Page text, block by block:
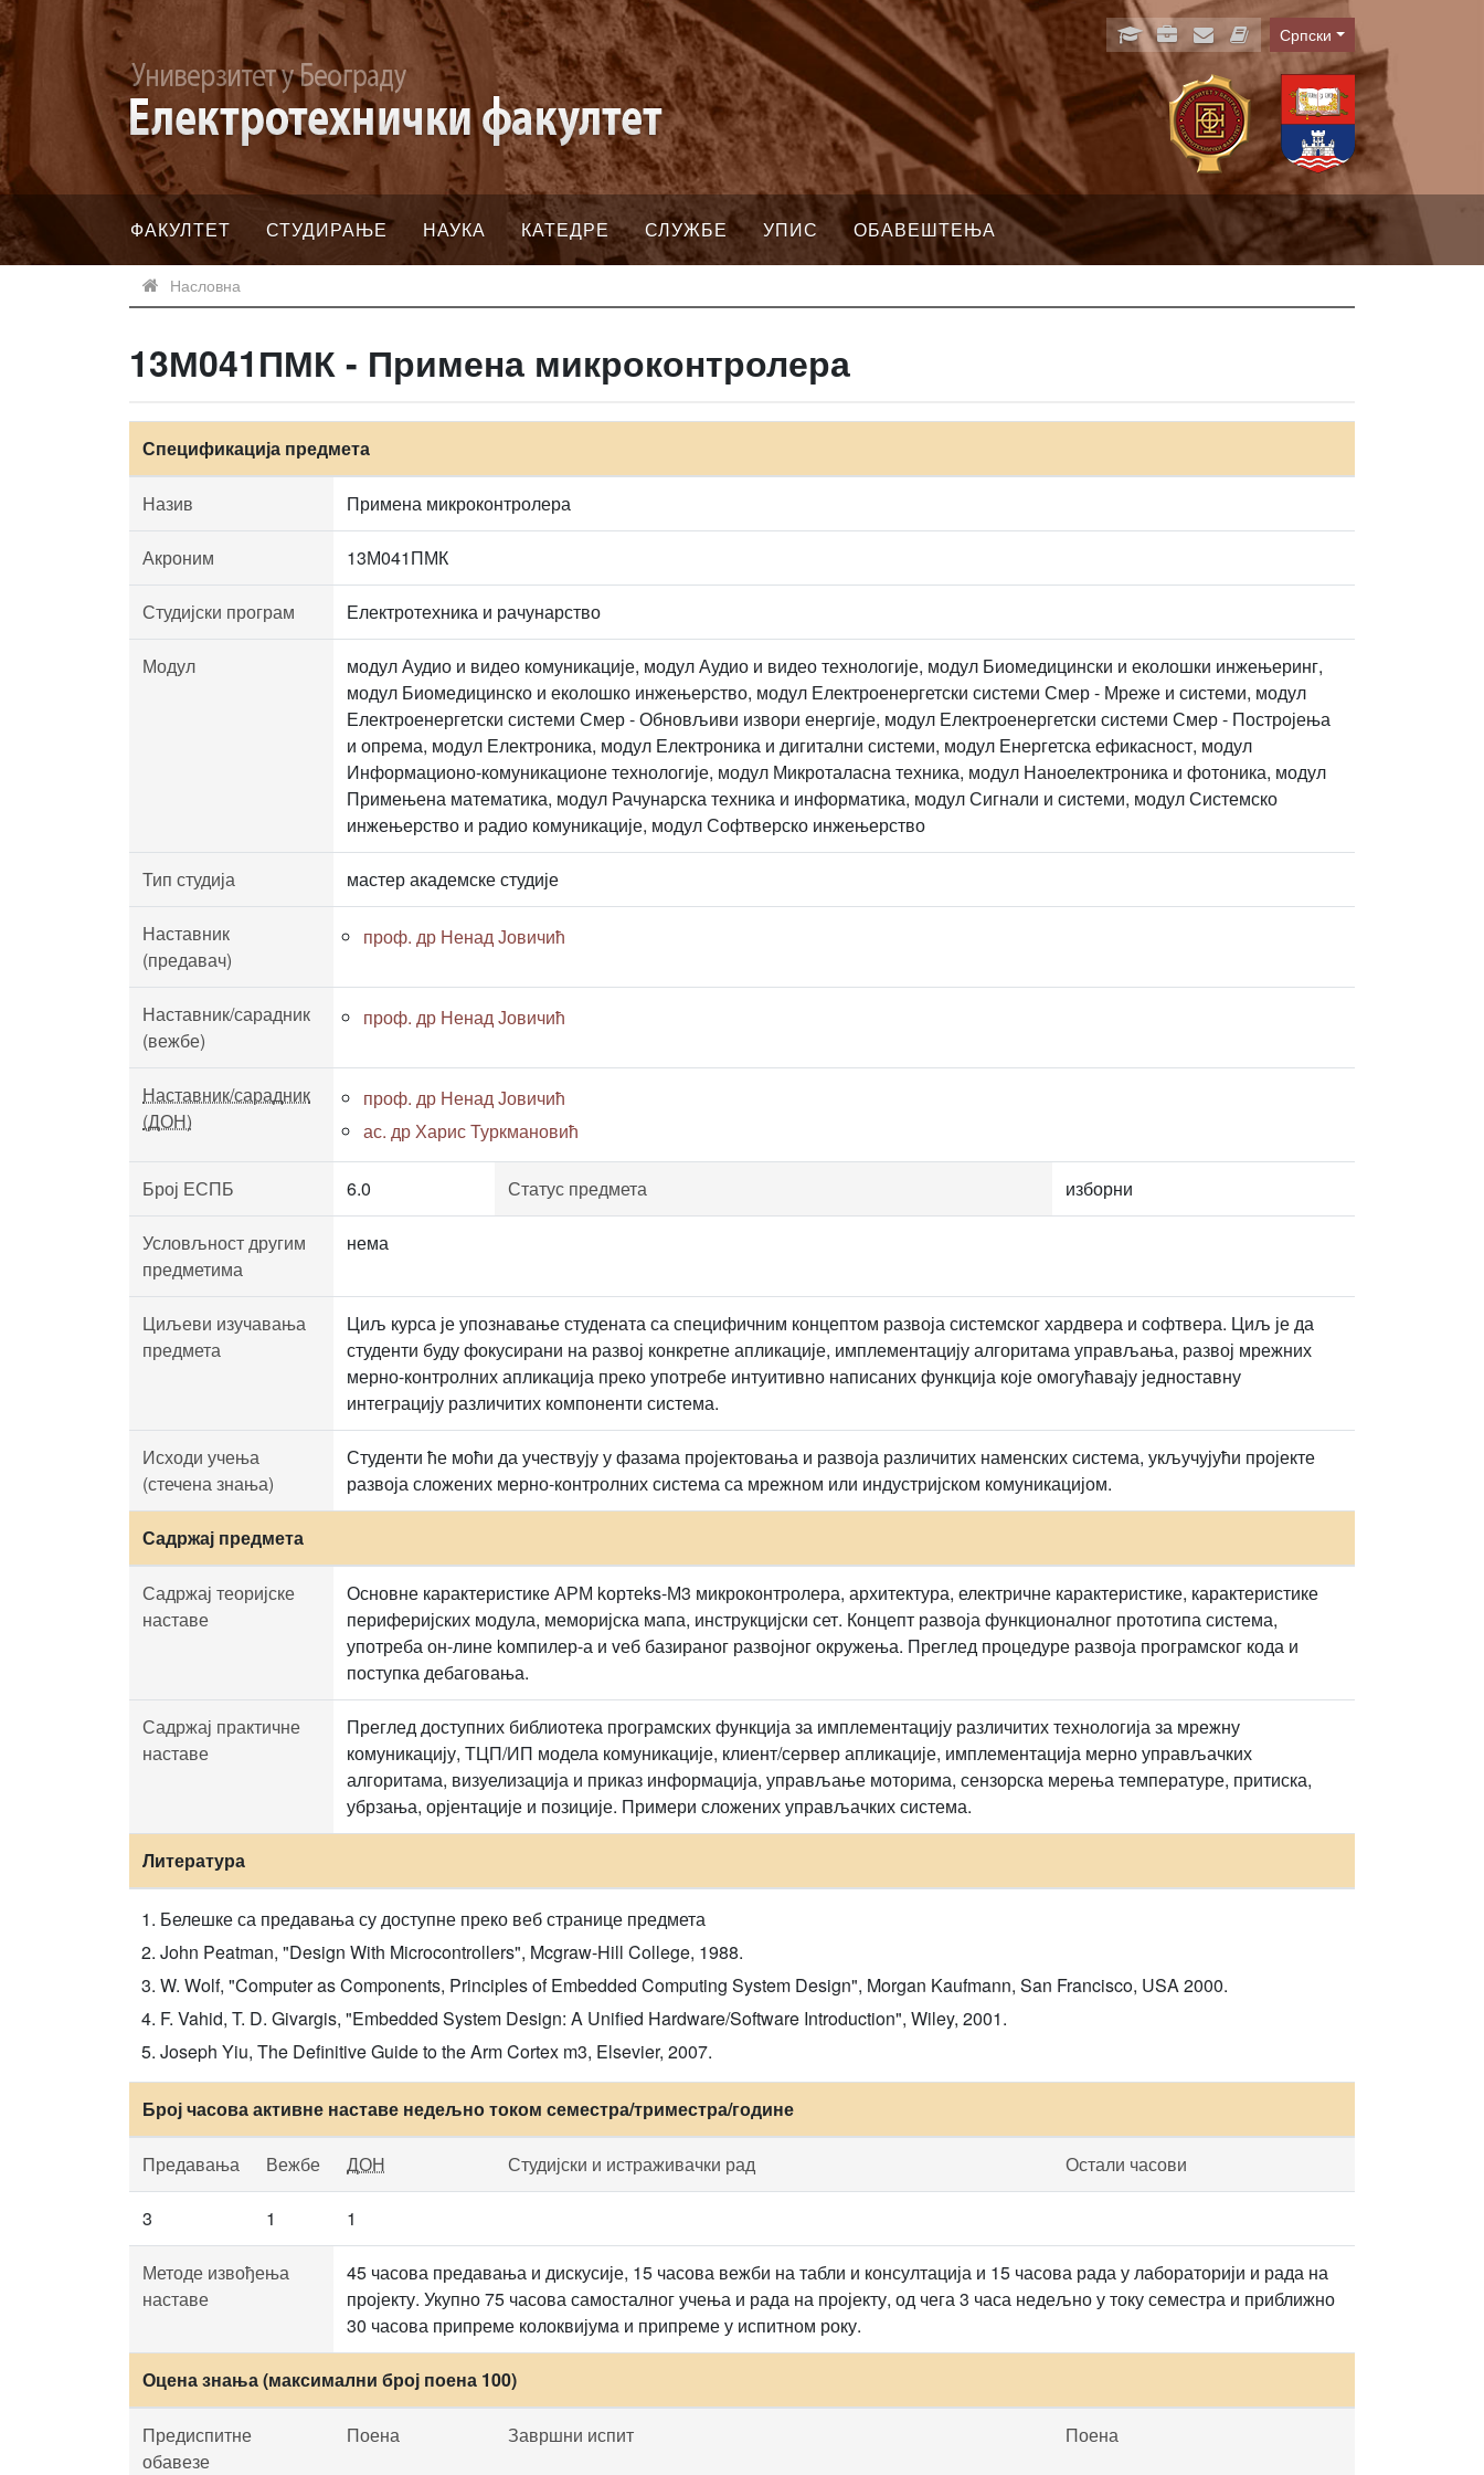
Language
Српски
ФАКУЛТЕТ СТУДИРАЊЕ НАУКА КАТЕДРЕ СЛУЖБЕ УПИС ОБАВЕШТЕЊА
Насловна
13М041ПМК - Примена микроконтролера
Спецификација предмета
Назив Примена микроконтролера
Акроним 13М041ПМК
Студијски програм Електротехника и рачунарство
Модул
модул Аудио и видео комуникације, модул Аудио и видео технологије, модул Биомедицински и еколошки инжењеринг,
модул Биомедицинско и еколошко инжењерство, модул Електроенергетски системи Смер - Мреже и системи, модул
Електроенергетски системи Смер - Обновљиви извори енергије, модул Електроенергетски системи Смер - Постројења
и опрема, модул Електроника, модул Електроника и дигитални системи, модул Енергетска ефикасност, модул
Информационо-комуникационе технологије, модул Микроталасна техника, модул Наноелектроника и фотоника, модул
Примењена математика, модул Рачунарска техника и информатика, модул Сигнали и системи, модул Системско
инжењерство и радио комуникације, модул Софтверско инжењерство
Тип студија мастер академске студије
Наставник
(предавач)
проф. др Ненад Јовичић
Наставник/сарадник
(вежбе)
проф. др Ненад Јовичић
Наставник/сарадник
(ДОН)
проф. др Ненад Јовичић
ас. др Харис Туркмановић
Број ЕСПБ 6.0 Статус предмета изборни
Условљност другим
предметима
нема
Циљеви изучавања
предмета
Циљ курса је упознавање студената са специфичним концептом развоја системског хардвера и софтвера. Циљ је да
студенти буду фокусирани на развој конкретне апликације, имплементацију алгоритама управљања, развој мрежних
мерно-контролних апликација преко употребе интуитивно написаних функција које омогућавају једноставну
интеграцију различитих компоненти система.
Исходи учења
(стечена знања)
Студенти ће моћи да учествују у фазама пројектовања и развоја различитих наменских система, укључујући пројекте
развоја сложених мерно-контролних система са мрежном или индустријском комуникацијом.
Садржај предмета
Садржај теоријске
наставе
Основне карактеристике АРМ kортеks-М3 микроконтролера, архитектура, електричне карактеристике, карактеристике
периферијских модула, меморијска мапа, инструкцијски сет. Концепт развоја функционалног прототипа система,
употреба он-лине kомпилер-а и vеб базираног развојног окружења. Преглед процедуре развоја програмског кода и
поступка дебаговања.
Садржај практичне
наставе
Преглед доступних библиотека програмских функција за имплементацију различитих технологија за мрежну
комуникацију, ТЦП/ИП модела комуникације, клиент/сервер апликације, имплементација мерно управљачких
алгоритама, визуелизација и приказ информација, управљање моторима, сензорска мерења температуре, притиска,
убрзања, орјентације и позиције. Примери сложених управљачких система.
Литература
Белешке са предавања су доступне преко веб странице предмета
John Peatman, "Design With Microcontrollers", Mcgraw-Hill College, 1988.
W. Wolf, "Computer as Components, Principles of Embedded Computing System Design", Morgan Kaufmann, San Francisco, USA 2000.
F. Vahid, T. D. Givargis, "Embedded System Design: A Unified Hardware/Software Introduction", Wiley, 2001.
Joseph Yiu, The Definitive Guide to the Arm Cortex m3, Elsevier, 2007.
Број часова активне наставе недељно током семестра/триместра/године
Предавања Вежбе ДОН Студијски и истраживачки рад Остали часови
3 1 1
Методе извођења
наставе
45 часова предавања и дискусије, 15 часова вежби на табли и консултација и 15 часова рада у лабораторији и рада на
пројекту. Укупно 75 часова самосталног учења и рада на пројекту, од чега 3 часа недељно у току семестра и приближно
30 часова припреме колоквијумa и припреме у испитном року.
Оцена знања (максимални број поена 100)
Предиспитне
обавезе
Поена Завршни испит Поена